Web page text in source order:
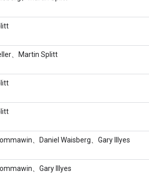
、Martin Splitt
、Daniel Waisberg、Gary Illyes
、Gary Illyes